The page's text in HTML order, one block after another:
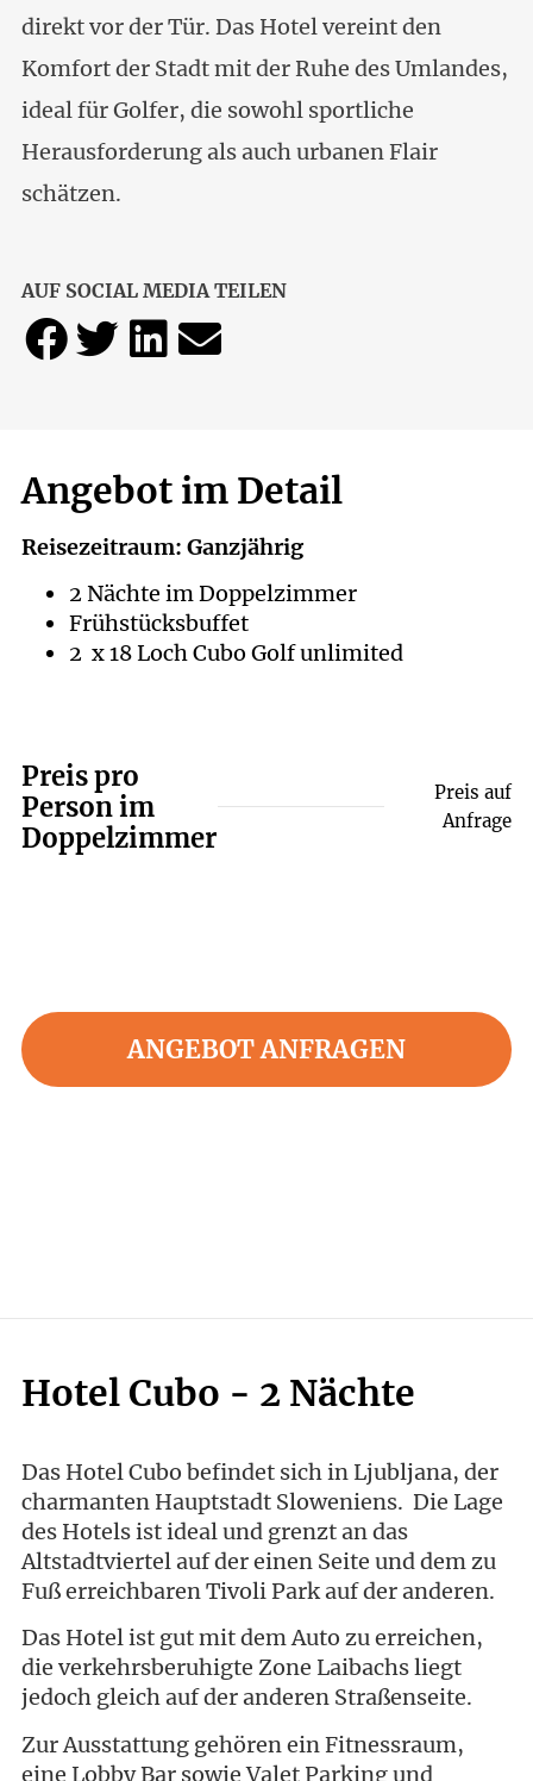
direkt vor der Tür. Das Hotel vereint den
Komfort der Stadt mit der Ruhe des Umlandes,
ideal für Golfer, die sowohl sportliche
Herausforderung als auch urbanen Flair
schätzen.
AUF SOCIAL MEDIA TEILEN
Angebot im Detail
Reisezeitraum: Ganzjährig
2 Nächte im Doppelzimmer
Frühstücksbuffet
2 x 18 Loch Cubo Golf unlimited
Preis pro
Person im
Doppelzimmer
Preis auf
Anfrage
ANGEBOT ANFRAGEN
Hotel Cubo - 2 Nächte
Das Hotel Cubo befindet sich in Ljubljana, der
charmanten Hauptstadt Sloweniens. Die Lage
des Hotels ist ideal und grenzt an das
Altstadtviertel auf der einen Seite und dem zu
Fuß erreichbaren Tivoli Park auf der anderen.
Das Hotel ist gut mit dem Auto zu erreichen,
die verkehrsberuhigte Zone Laibachs liegt
jedoch gleich auf der anderen Straßenseite.
Zur Ausstattung gehören ein Fitnessraum,
eine Lobby Bar sowie Valet Parking und